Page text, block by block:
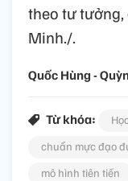
theo tư tưởng,
Minh./.
Quốc Hùng -
Từ khóa:
chuẩn mực đạo
mô hình tiên tiến